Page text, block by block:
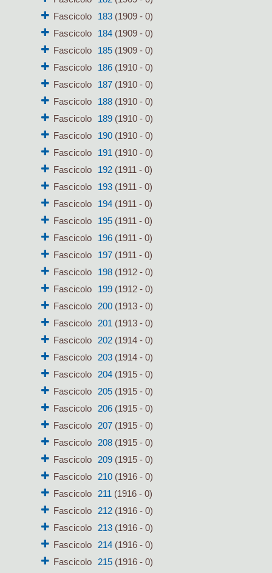
Fascicolo
183(1909 - 0)
Fascicolo
184(1909 - 0)
Fascicolo
185(1909 - 0)
Fascicolo
186(1910 - 0)
Fascicolo
187(1910 - 0)
Fascicolo
188(1910 - 0)
Fascicolo
189(1910 - 0)
Fascicolo
190(1910 - 0)
Fascicolo
191 (1910 - 0)
Fascicolo
192(1911 - 0)
Fascicolo
193(1911 - 0)
Fascicolo
194(1911 - 0)
Fascicolo
195(1911 - 0)
Fascicolo
196(1911 - 0)
Fascicolo
197(1911 - 0)
Fascicolo
198(1912 - 0)
Fascicolo
199(1912 - 0)
Fascicolo
200(1913 - 0)
Fascicolo
201 (1913 - 0)
Fascicolo
202(1914 - 0)
Fascicolo
203(1914 - 0)
Fascicolo
204(1915 - 0)
Fascicolo
205(1915 - 0)
Fascicolo
206(1915 - 0)
Fascicolo
207(1915 - 0)
Fascicolo
208(1915 - 0)
Fascicolo
209(1915 - 0)
Fascicolo
210(1916 - 0)
Fascicolo
211 (1916 - 0)
Fascicolo
212(1916 - 0)
Fascicolo
213(1916 - 0)
Fascicolo
214(1916 - 0)
Fascicolo
215(1916 - 0)